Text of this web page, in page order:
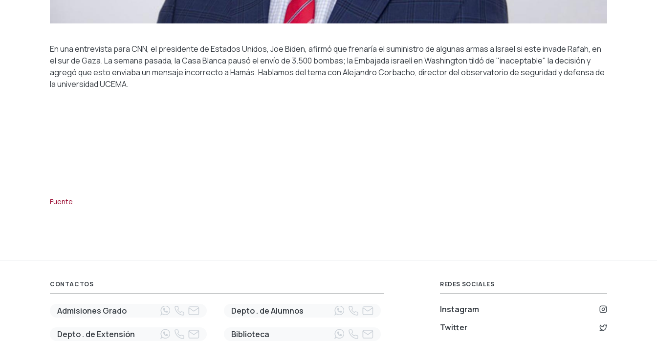
En una entrevista para CNN, el presidente de Estados Unidos, Joe Biden, afirmó que frenaría el suministro de algunas armas a Israel si este invade Rafah, en
el sur de Gaza. La semana pasada, la Casa Blanca pausó el envío de 3.500 bombas; la Embajada israelí en Washington tildó de "inaceptable" la decisión y
agregó que esto enviaba un mensaje incorrecto a Hamás. Hablamos del tema con Alejandro Corbacho, director del observatorio de seguridad y defensa de
la universidad UCEMA.
Fuente
CONTACTOS
Admisiones Grado Depto . de Alumnos
Depto . de Extensión Biblioteca
REDES SOCIALES
Instagram
Twitter